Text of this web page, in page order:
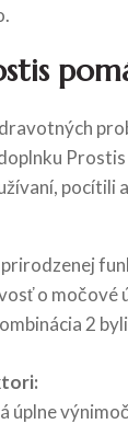
Prostis
pocítili
o močové
2
úplne